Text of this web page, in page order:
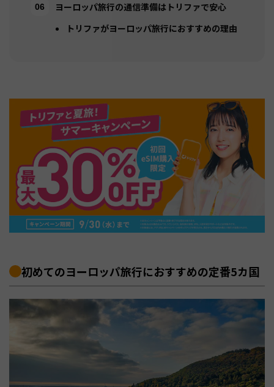
ヨーロッパ旅行の通信準備はトリファで安心
トリファがヨーロッパ旅行におすすめの理由
初めてのヨーロッパ旅行におすすめの定番5カ国